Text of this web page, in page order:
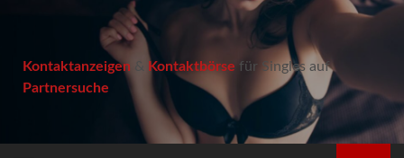
Kontaktanzeigen & Kontaktbörse für Singles auf
Partnersuche